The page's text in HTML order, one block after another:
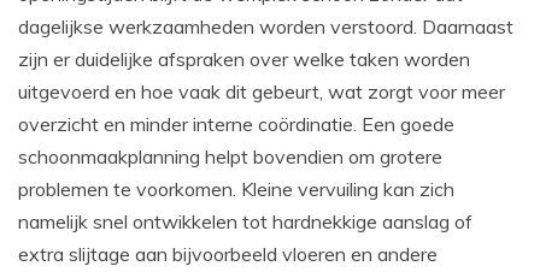
dagelijkse werkzaamheden worden verstoord. Daarnaast
zijn er duidelijke afspraken over welke taken worden
uitgevoerd en hoe vaak dit gebeurt, wat zorgt voor meer
overzicht en minder interne coördinatie. Een goede
schoonmaakplanning helpt bovendien om grotere
problemen te voorkomen. Kleine vervuiling kan zich
namelijk snel ontwikkelen tot hardnekkige aanslag of
extra slijtage aan bijvoorbeeld vloeren en andere